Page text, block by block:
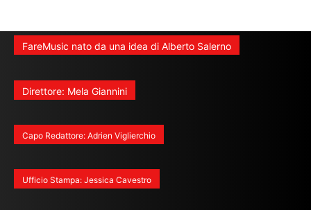
FareMusic nato da una idea di Alberto Salerno
Direttore: Mela Giannini
Capo Redattore: Adrien Viglierchio
Ufficio Stampa: Jessica Cavestro